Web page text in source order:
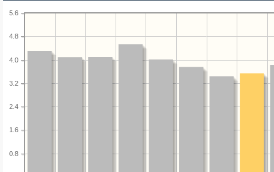
0.8
1.6
2.4
3.2
4.0
4.8
5.6